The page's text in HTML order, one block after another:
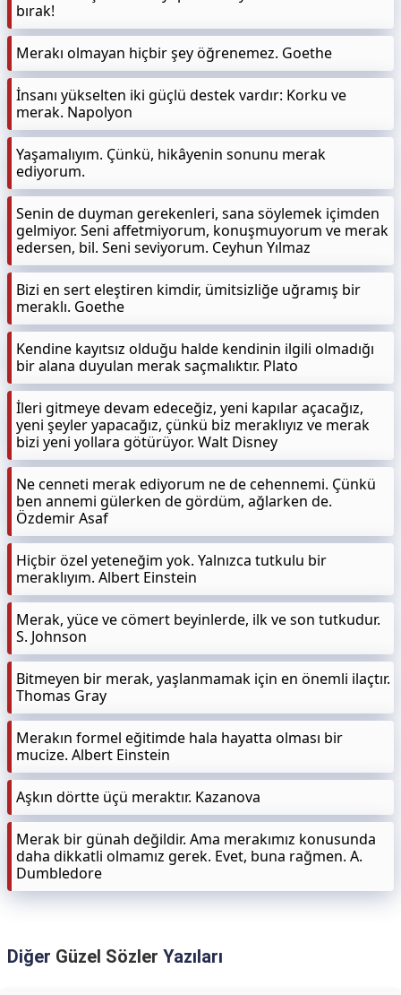
bırak!
Merakı olmayan hiçbir şey öğrenemez. Goethe
İnsanı yükselten iki güçlü destek vardır: Korku ve
merak. Napolyon
Yaşamalıyım. Çünkü, hikâyenin sonunu merak
ediyorum.
Senin de duyman gerekenleri, sana söylemek içimden
gelmiyor. Seni affetmiyorum, konuşmuyorum ve merak
edersen, bil. Seni seviyorum. Ceyhun Yılmaz
Bizi en sert eleştiren kimdir, ümitsizliğe uğramış bir
meraklı. Goethe
Kendine kayıtsız olduğu halde kendinin ilgili olmadığı
bir alana duyulan merak saçmalıktır. Plato
İleri gitmeye devam edeceğiz, yeni kapılar açacağız,
yeni şeyler yapacağız, çünkü biz meraklıyız ve merak
bizi yeni yollara götürüyor. Walt Disney
Ne cenneti merak ediyorum ne de cehennemi. Çünkü
ben annemi gülerken de gördüm, ağlarken de.
Özdemir Asaf
Hiçbir özel yeteneğim yok. Yalnızca tutkulu bir
meraklıyım. Albert Einstein
Merak, yüce ve cömert beyinlerde, ilk ve son tutkudur.
S. Johnson
Bitmeyen bir merak, yaşlanmamak için en önemli ilaçtır.
Thomas Gray
Merakın formel eğitimde hala hayatta olması bir
mucize. Albert Einstein
Aşkın dörtte üçü meraktır. Kazanova
Merak bir günah değildir. Ama merakımız konusunda
daha dikkatli olmamız gerek. Evet, buna rağmen. A.
Dumbledore
Diğer Güzel Sözler Yazıları